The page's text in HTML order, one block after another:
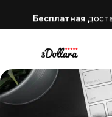
Бесплатная